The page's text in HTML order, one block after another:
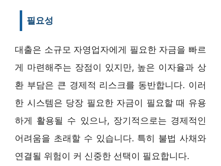
필요성
대출은 소규모 자영업자에게 필요한 자금을 빠르
게 마련해주는 장점이 있지만, 높은 이자율과 상
환 부담은 큰 경제적 리스크를 동반합니다. 이러
한 시스템은 당장 필요한 자금이 필요할 때 유용
하게 활용될 수 있으나, 장기적으로는 경제적인
어려움을 초래할 수 있습니다. 특히 불법 사채와
연결될 위험이 커 신중한 선택이 필요합니다.